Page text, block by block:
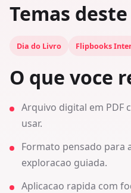
Temas
Dia do Livro Flipbooks
O que voce
Arquivo digital em PDF
usar.
Formato pensado para
exploracao guiada.
Aplicacao rapida com